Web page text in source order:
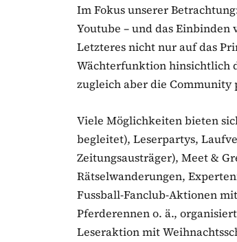
Im Fokus unserer
Youtube – und das
Letzteres nicht nur auf das
Wächterfunktion hinsichtlich
zugleich aber die Community
Viele Möglichkeiten bieten
begleitet), Leserpartys,
Zeitungsausträger), Meet &
Rätselwanderungen,
Fussball-Fanclub-Aktionen
Pferderennen o. ä.,
Leseraktion mit